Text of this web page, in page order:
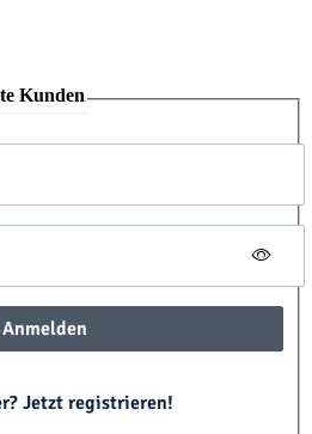
Kunden
Anmelden
Jetzt registrieren!